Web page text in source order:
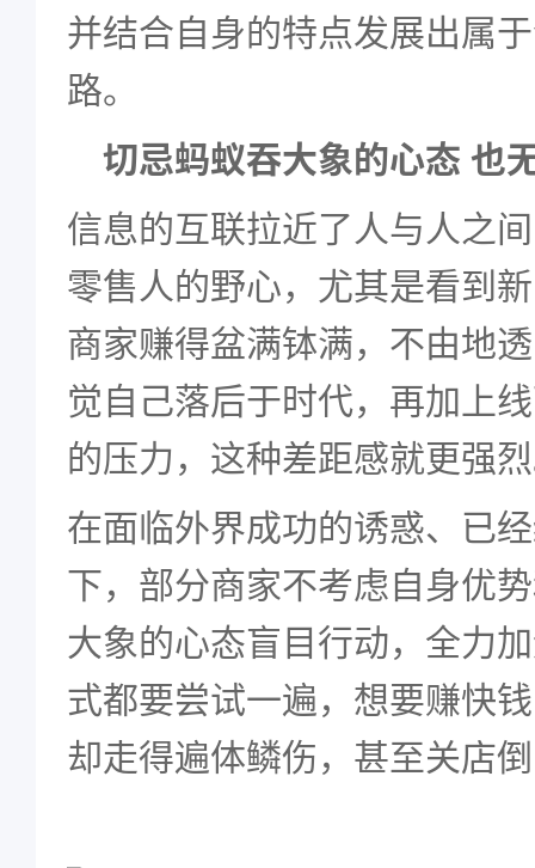
并结合自身的特点发展出属
路。
切忌蚂蚁吞大象的心态 也
信息的互联拉近了人与人之
零售人的野心，尤其是看到
商家赚得盆满钵满，不由地
觉自己落后于时代，再加上
的压力，这种差距感就更强
在面临外界成功的诱惑、已
下，部分商家不考虑自身优
大象的心态盲目行动，全力
式都要尝试一遍，想要赚快
却走得遍体鳞伤，甚至关店